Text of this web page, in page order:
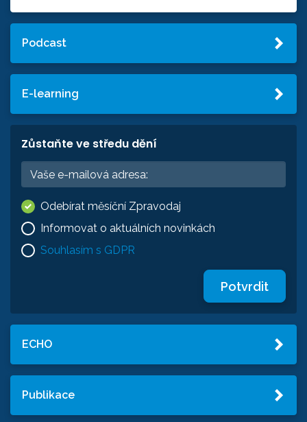
Podcast
E-learning
Zůstaňte ve středu dění
Odebírat měsíční Zpravodaj
Informovat o aktuálních novinkách
Souhlasím s GDPR
Potvrdit
ECHO
Publikace